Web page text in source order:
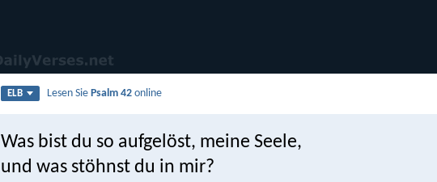
ELB Lesen SiePsalm 42 online
Was bist du so aufgelöst, meine Seele,
und was stöhnst du in mir?